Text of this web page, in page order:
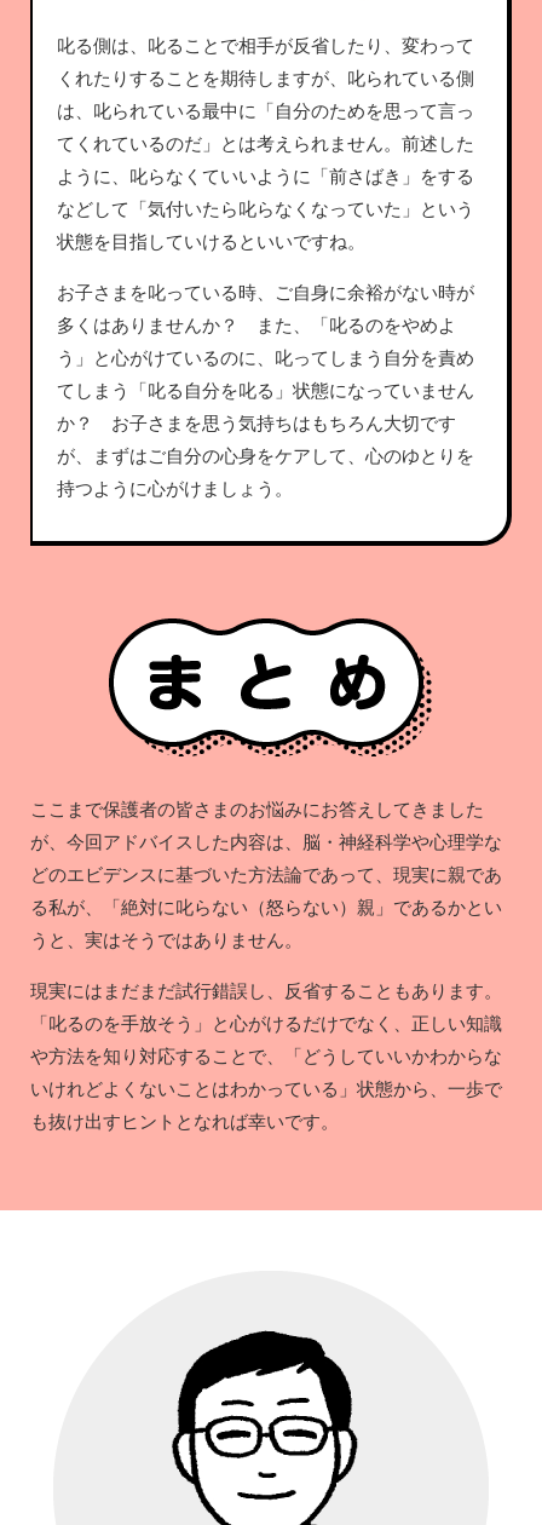
叱る側は、叱ることで相手が反省したり、変わって
くれたりすることを期待しますが、叱られている側
は、叱られている最中に「自分のためを思って言っ
てくれているのだ」とは考えられません。前述した
ように、叱らなくていいように「前さばき」をする
などして「気付いたら叱らなくなっていた」という
状態を目指していけるといいですね。
お子さまを叱っている時、ご自身に余裕がない時が
多くはありませんか？ また、「叱るのをやめよ
う」と心がけているのに、叱ってしまう自分を責め
てしまう「叱る自分を叱る」状態になっていません
か？ お子さまを思う気持ちはもちろん大切です
が、まずはご自分の心身をケアして、心のゆとりを
持つように心がけましょう。
ここまで保護者の皆さまのお悩みにお答えしてきました
が、今回アドバイスした内容は、脳・神経科学や心理学な
どのエビデンスに基づいた方法論であって、現実に親であ
る私が、「絶対に叱らない（怒らない）親」であるかとい
うと、実はそうではありません。
現実にはまだまだ試行錯誤し、反省することもあります。
「叱るのを手放そう」と心がけるだけでなく、正しい知識
や方法を知り対応することで、「どうしていいかわからな
いけれどよくないことはわかっている」状態から、一歩で
も抜け出すヒントとなれば幸いです。